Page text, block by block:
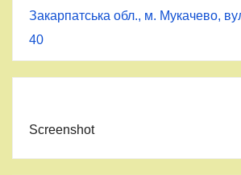
Закарпатська обл., м. Мукачево,
40
Screenshot